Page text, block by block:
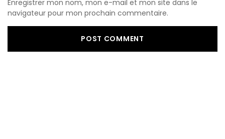
Enregistrer mon nom, mon e-mail et mon site dans le
navigateur pour mon prochain commentaire.